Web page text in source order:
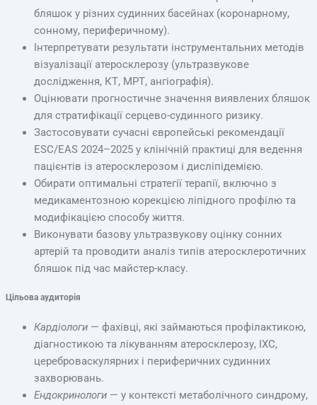
бляшок у різних судинних басейнах (коронарному,
сонному, периферичному).
Інтерпретувати результати інструментальних методів
візуалізації атеросклерозу (ультразвукове
дослідження, КТ, МРТ, ангіографія).
Оцінювати прогностичне значення виявлених бляшок
для стратифікації серцево-судинного ризику.
Застосовувати сучасні європейські рекомендації
ESC/EAS 2024–2025 у клінічній практиці для ведення
пацієнтів із атеросклерозом і дисліпідемією.
Обирати оптимальні стратегії терапії, включно з
медикаментозною корекцією ліпідного профілю та
модифікацією способу життя.
Виконувати базову ультразвукову оцінку сонних
артерій та проводити аналіз типів атеросклеротичних
бляшок під час майстер-класу.
Цільова аудиторія
Кардіологи — фахівці, які займаються профілактикою,
діагностикою та лікуванням атеросклерозу, ІХС,
цереброваскулярних і периферичних судинних
захворювань.
Ендокринологи — у контексті метаболічного синдрому,